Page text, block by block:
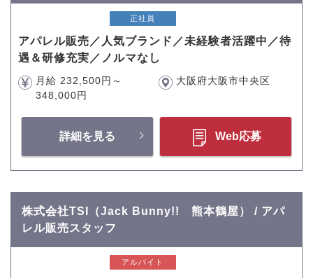
正社員
アパレル販売／人気ブランド／未経験者活躍中／待
遇＆研修充実／ノルマなし
月給 232,500円～
348,000円
大阪府大阪市中央区
詳細を見る Web応募
株式会社TSI（Jack Bunny!! 熊本鶴屋） / アパ
レル販売スタッフ
アルバイト